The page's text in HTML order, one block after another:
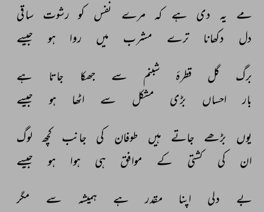
مے یہ دی ہے کہ مرے نفس کو رشوت ساقی
دل
دکھانا ترے مشرب میں روا ہو جیسے
برگ گل قطرۂ شبنم سے جھکا جاتا
ہے
بار
احساں بڑی مشکل سے اٹھا ہو جیسے
یوں بڑھے جاتے ہیں طوفان کی جانب کچھ لوگ
ان
کی کشتی کے موافق ہی ہوا ہو جیسے
بے دلی اپنا مقدر ہے ہمیشہ سے
مگر